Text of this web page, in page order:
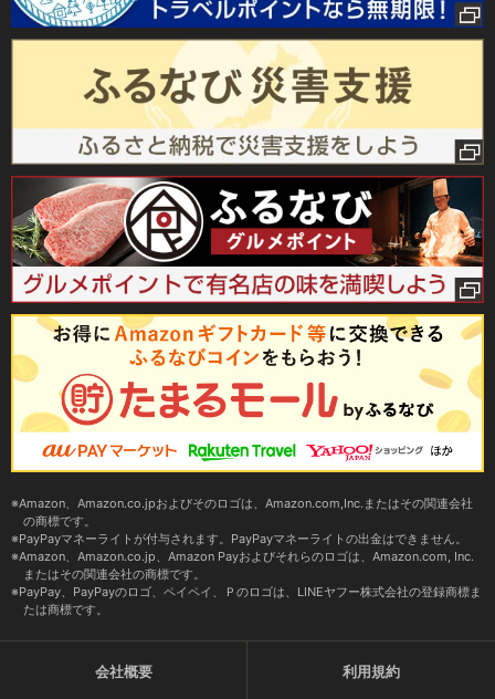
Amazon、Amazon.co.jpおよびそのロゴは、Amazon.com,Inc.またはその関連会社
の商標です。
PayPayマネーライトが付与されます。PayPayマネーライトの出金はできません。
Amazon、Amazon.co.jp、Amazon Payおよびそれらのロゴは、Amazon.com, Inc.
またはその関連会社の商標です。
PayPay、PayPayのロゴ、ペイペイ、Ｐのロゴは、LINEヤフー株式会社の登録商標ま
たは商標です。
会社概要 利用規約